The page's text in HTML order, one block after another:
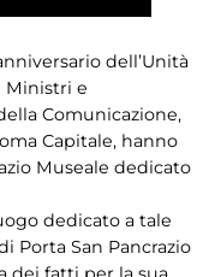
dell’Unità
Ministri e
Comunicazione,
Capitale, hanno
Museale dedicato
dedicato a tale
Porta San Pancrazio